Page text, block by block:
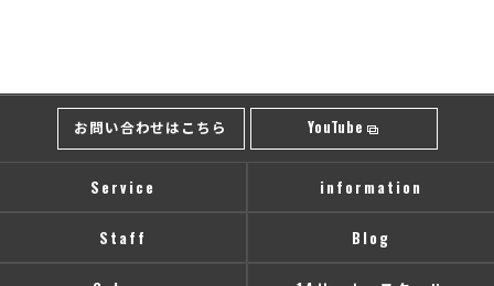
お問い合わせはこちら YouTube
Service information
Staff Blog